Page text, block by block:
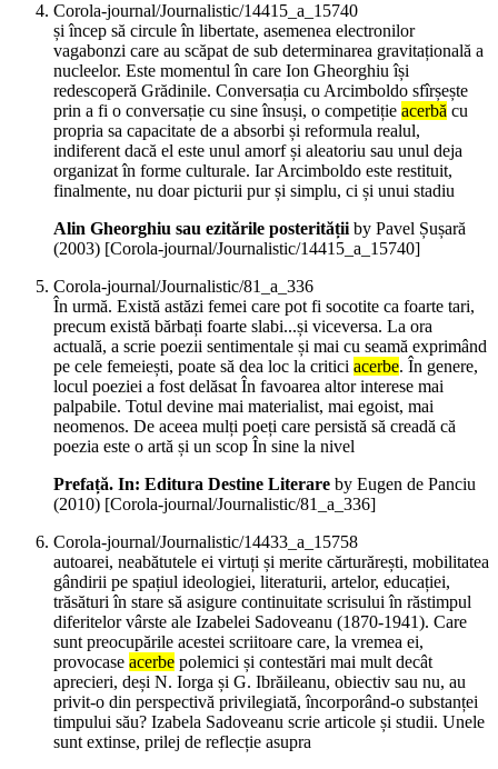
Corola-journal/Journalistic/14415_a_15740
și încep să circule în libertate, asemenea electronilor
vagabonzi care au scăpat de sub determinarea gravitațională a
nucleelor. Este momentul în care Ion Gheorghiu își
redescoperă Grădinile. Conversația cu Arcimboldo sfîrșește
prin a fi o conversație cu sine însuși, o competiție acerbă cu
propria sa capacitate de a absorbi și reformula realul,
indiferent dacă el este unul amorf și aleatoriu sau unul deja
organizat în forme culturale. Iar Arcimboldo este restituit,
finalmente, nu doar picturii pur și simplu, ci și unui stadiu
Alin Gheorghiu sau ezitările posteritățiiby Pavel Șușară
(2003) [Corola-journal/Journalistic/14415_a_15740]
Corola-journal/Journalistic/81_a_336
În urmă. Există astăzi femei care pot fi socotite ca foarte tari,
precum există bărbați foarte slabi...și viceversa. La ora
actuală, a scrie poezii sentimentale și mai cu seamă exprimând
pe cele femeiești, poate să dea loc la critici acerbe. În genere,
locul poeziei a fost delăsat În favoarea altor interese mai
palpabile. Totul devine mai materialist, mai egoist, mai
neomenos. De aceea mulți poeți care persistă să creadă că
poezia este o artă și un scop În sine la nivel
Prefață. In: Editura Destine Literare by Eugen de Panciu
(2010) [Corola-journal/Journalistic/81_a_336]
Corola-journal/Journalistic/14433_a_15758
autoarei, neabătutele ei virtuți și merite cărturărești, mobilitatea
gândirii pe spațiul ideologiei, literaturii, artelor, educației,
trăsături în stare să asigure continuitate scrisului în răstimpul
diferitelor vârste ale Izabelei Sadoveanu (1870-1941). Care
sunt preocupările acestei scriitoare care, la vremea ei,
provocase acerbe polemici și contestări mai mult decât
aprecieri, deși N. Iorga și G. Ibrăileanu, obiectiv sau nu, au
privit-o din perspectivă privilegiată, încorporând-o substanței
timpului său? Izabela Sadoveanu scrie articole și studii. Unele
sunt extinse, prilej de reflecție asupra